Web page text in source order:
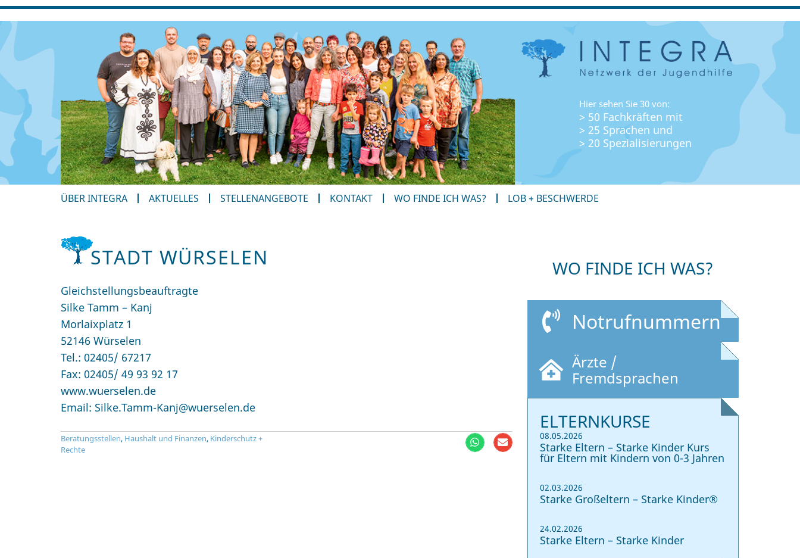
Hier sehen Sie 30 von:
> 50 Fachkräften mit
> 25 Sprachen und
> 20 Spezialisierungen
ÜBER INTEGRA AKTUELLES STELLENANGEBOTE KONTAKT WO FINDE ICH WAS? LOB + BESCHWERDE
STADT WÜRSELEN
Gleichstellungsbeauftragte
Silke Tamm – Kanj
Morlaixplatz 1
52146 Würselen
Tel.: 02405/ 67217
Fax: 02405/ 49 93 92 17
www.wuerselen.de
Email: Silke.Tamm-Kanj@wuerselen.de
Beratungsstellen, Haushalt und Finanzen, Kinderschutz +
Rechte
WO FINDE ICH WAS?
Notrufnummern
Ärzte /
Fremdsprachen
ELTERNKURSE
08.05.2026
Starke Eltern – Starke Kinder Kurs
für Eltern mit Kindern von 0-3 Jahren
02.03.2026
Starke Großeltern – Starke Kinder®
24.02.2026
Starke Eltern – Starke Kinder